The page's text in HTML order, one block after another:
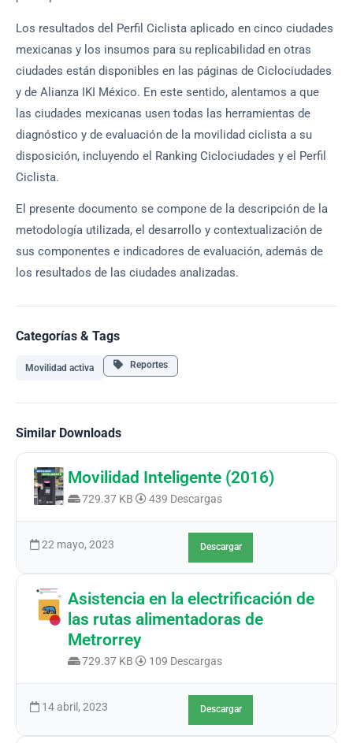
Los resultados del Perfil Ciclista aplicado en cinco ciudades
mexicanas y los insumos para su replicabilidad en otras
ciudades están disponibles en las páginas de Ciclociudades
y de Alianza IKI México. En este sentido, alentamos a que
las ciudades mexicanas usen todas las herramientas de
diagnóstico y de evaluación de la movilidad ciclista a su
disposición, incluyendo el Ranking Ciclociudades y el Perfil
Ciclista.
El presente documento se compone de la descripción de la
metodología utilizada, el desarrollo y contextualización de
sus componentes e indicadores de evaluación, además de
los resultados de las ciudades analizadas.
Categorías & Tags
Movilidad activa Reportes
Similar Downloads
Movilidad Inteligente (2016)
729.37 KB 439 Descargas
22 mayo, 2023 Descargar
Asistencia en la electrificación de
las rutas alimentadoras de
Metrorrey
729.37 KB 109 Descargas
14 abril, 2023 Descargar